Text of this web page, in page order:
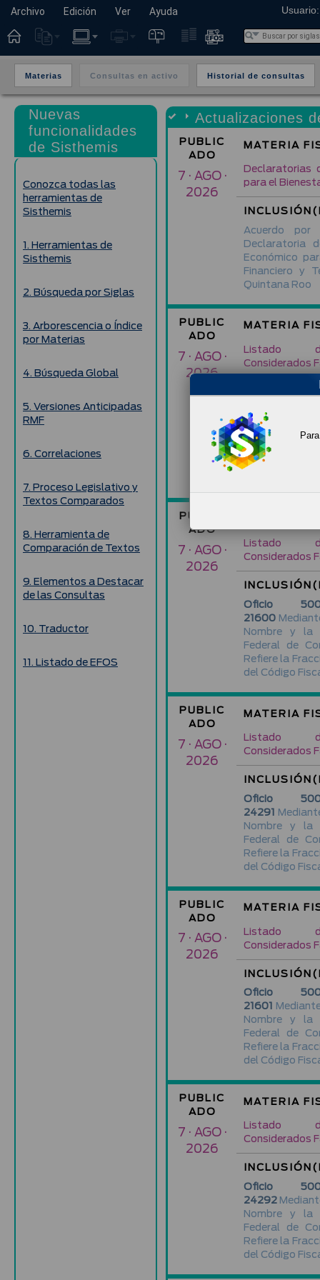
Archivo Edición Ver Ayuda
Materias Consultas en activo Historial de consultas
Actualizaciones
PUBLIC
ADO
MATERIA
7 · AGO ·
2026
Declaratorias
para el
Acuerdo
Declaratoria
Económico
Financiero y
Quintana Roo
PUBLIC
ADO
MATERIA
7 · AGO ·
2026
Listado
Considerados
Oficio 500-
21590
Nombre y la
Federal de
Refiere la
PUBLIC
ADO
7 · AGO ·
2026
Listado
Considerados
Oficio 500-
21600
Nombre y la
Federal de
Refiere la
del Código
PUBLIC
ADO
MATERIA
7 · AGO ·
2026
Listado
Considerados
Oficio 500-
24291
Nombre y la
Federal de
Refiere la
del Código
PUBLIC
ADO
MATERIA
7 · AGO ·
2026
Listado
Considerados
Oficio 500-
21601
Nombre y la
Federal de
Refiere la
del Código
PUBLIC
ADO
MATERIA
7 · AGO ·
2026
Listado
Considerados
Oficio 500-
24292
Nombre y la
Federal de
Refiere la
del Código
Nuevas
funcionalidades
de Sisthemis
Conozca todas las
herramientas de
Sisthemis
1. Herramientas de
Sisthemis
2. Búsqueda por Siglas
3. Arborescencia o Índice
por Materias
4. Búsqueda Global
5. Versiones Anticipadas
RMF
6. Correlaciones
7. Proceso Legislativo y
Textos Comparados
8. Herramienta de
Comparación de Textos
9. Elementos a Destacar
de las Consultas
10. Traductor
11. Listado de EFOS